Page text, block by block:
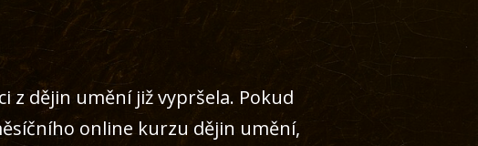
z dějin umění již vypršela. Pokud
online kurzu dějin umění,